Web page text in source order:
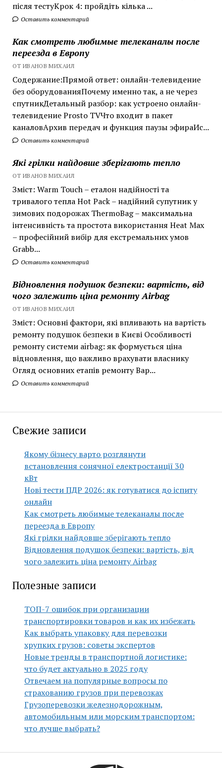
після тестуКрок 4: пройдіть кілька ...
Оставить комментарий
Как смотреть любимые телеканалы после
переезда в Европу
ОТ ИВАНОВ МИХАИЛ
Содержание:Прямой ответ: онлайн-телевидение
без оборудованияПочему именно так, а не через
спутникДетальный разбор: как устроено онлайн-
телевидение Prosto TVЧто входит в пакет
каналовАрхив передач и функция паузы эфираИс...
Оставить комментарий
Які грілки найдовше зберігають тепло
ОТ ИВАНОВ МИХАИЛ
Зміст: Warm Touch – еталон надійності та
тривалого тепла Hot Pack – надійний супутник у
зимових подорожах ThermoBag – максимальна
інтенсивність та простота використання Heat Max
– професійний вибір для екстремальних умов
Grabb...
Оставить комментарий
Відновлення подушок безпеки: вартість, від
чого залежить ціна ремонту Airbag
ОТ ИВАНОВ МИХАИЛ
Зміст: Основні фактори, які впливають на вартість
ремонту подушок безпеки в Києві Особливості
ремонту системи airbag: як формується ціна
відновлення, що важливо врахувати власнику
Огляд основних етапів ремонту Вар...
Оставить комментарий
Свежие записи
Якому бізнесу варто розглянути
встановлення сонячної електростанції 30
кВт
Нові тести ПДР 2026: як готуватися до іспиту
онлайн
Как смотреть любимые телеканалы после
переезда в Европу
Які грілки найдовше зберігають тепло
Відновлення подушок безпеки: вартість, від
чого залежить ціна ремонту Airbag
Полезные записи
ТОП-7 ошибок при организации
транспортировки товаров и как их избежать
Как выбрать упаковку для перевозки
хрупких грузов: советы экспертов
Новые тренды в транспортной логистике:
что будет актуально в 2025 году
Отвечаем на популярные вопросы по
страхованию грузов при перевозках
Грузоперевозки железнодорожным,
автомобильным или морским транспортом:
что лучше выбрать?